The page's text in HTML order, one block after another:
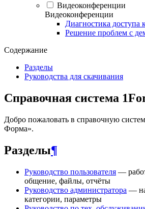
Видеоконференции
Видеоконференции
Диагностика
Решение проблем с
Содержание
Разделы
Руководства для скачивания
Справочная система
Добро пожаловать в справочную
Форма».
Разделы¶
Руководство пользователя —
общение, файлы, отчёты
Руководство администратора —
категории, параметры